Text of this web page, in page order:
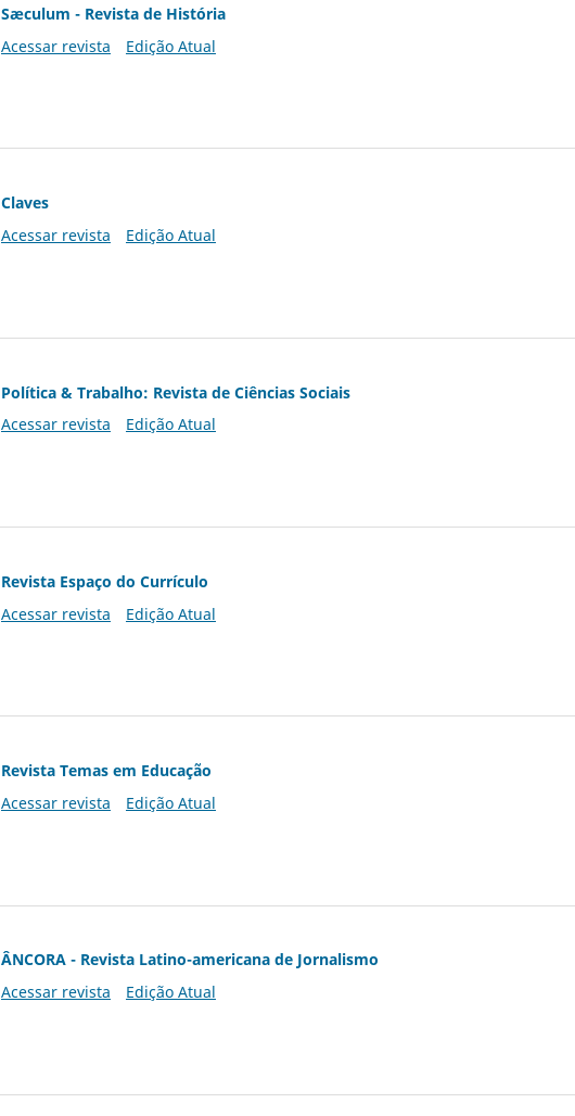
Sæculum - Revista de História
Acessar revista
Edição Atual
Claves
Acessar revista
Edição Atual
Política & Trabalho: Revista de Ciências Sociais
Acessar revista
Edição Atual
Revista Espaço do Currículo
Acessar revista
Edição Atual
Revista Temas em Educação
Acessar revista
Edição Atual
ÂNCORA - Revista Latino-americana de Jornalismo
Acessar revista
Edição Atual